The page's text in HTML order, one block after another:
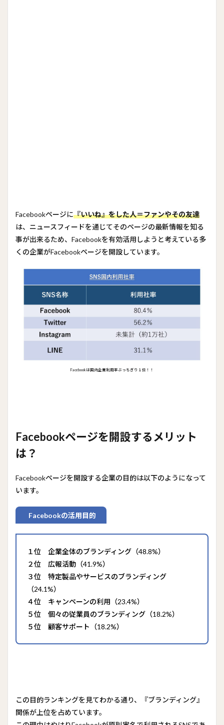
Facebookページに『いいね』をした人＝ファンやその友達
は、ニュースフィードを通じてそのページの最新情報を知る
事が出来るため、Facebookを有効活用しようと考えている多
くの企業がFacebookページを開設しています。
Facebookは国内企業利用率ぶっちぎり１位！！
Facebookページを開設するメリット
は？
Facebookページを開設する企業の目的は以下のようになって
います。
Facebookの活用目的
１位 企業全体のブランディング（48.8%）
２位 広報活動（41.9%）
３位 特定製品やサービスのブランディング
（24.1%）
４位 キャンペーンの利用（23.4%）
５位 個々の従業員のブランディング（18.2%）
５位 顧客サポート（18.2%）
この目的ランキングを見てわかる通り、『ブランディング』
関係が上位を占めています。